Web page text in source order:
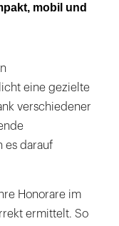
mobil und
eine gezielte
verschiedener
es darauf
Honorare im
ermittelt. So